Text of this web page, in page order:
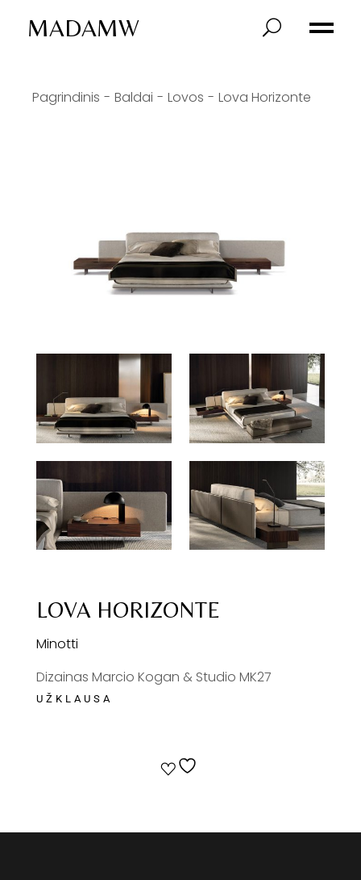
MADAMW
Pagrindinis Baldai Lovos Lova Horizonte
LOVA HORIZONTE
Minotti
Dizainas Marcio Kogan & Studio MK27